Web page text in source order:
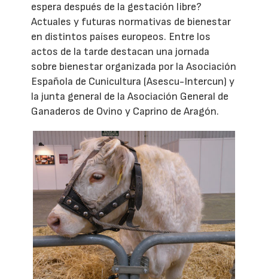
espera después de la gestación libre?
Actuales y futuras normativas de bienestar
en distintos países europeos. Entre los
actos de la tarde destacan una jornada
sobre bienestar organizada por la Asociación
Española de Cunicultura (Asescu-Intercun) y
la junta general de la Asociación General de
Ganaderos de Ovino y Caprino de Aragón.